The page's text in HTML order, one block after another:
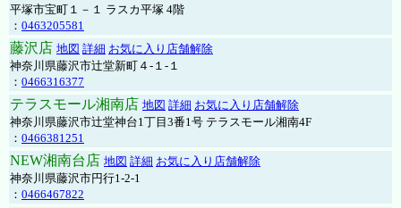
平塚市宝町１－１ ラスカ平塚 4階
： 0463205581
藤沢店 地図 詳細 お気に入り店舗解除
神奈川県藤沢市辻堂新町４-１-１
： 0466316377
テラスモール湘南店 地図 詳細 お気に入り店舗解除
神奈川県藤沢市辻堂神台1丁目3番1号 テラスモール湘南4F
： 0466381251
NEW湘南台店 地図 詳細 お気に入り店舗解除
神奈川県藤沢市円行1-2-1
： 0466467822